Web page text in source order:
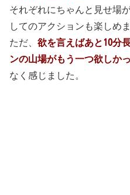
それぞれにちゃんと見せ場
してのアクションも楽しめま
ただ、 欲を言えばあと10分
ンの山場がもう一つ欲しか
なく感じました。